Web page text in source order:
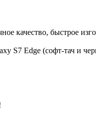
качество, быстрое
S7 Edge (софт-тач